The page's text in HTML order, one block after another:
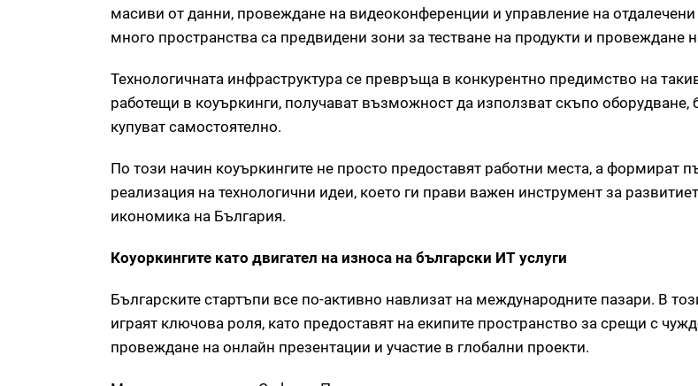
масиви от данни, провеждане на видеоконференции и управление на
много пространства са предвидени зони за тестване на продукти и провеждане
Технологичната инфраструктура се превръща в конкурентно предимство на
работещи в коуъркинги, получават възможност да използват скъпо оборудване,
купуват самостоятелно.
По този начин коуъркингите не просто предоставят работни места, а формират
реализация на технологични идеи, което ги прави важен инструмент за
икономика на България.
Коуоркингите като двигател на износа на български ИТ услуги
Българските стартъпи все по-активно навлизат на международните пазари. В
играят ключова роля, като предоставят на екипите пространство за срещи с
провеждане на онлайн презентации и участие в глобални проекти.